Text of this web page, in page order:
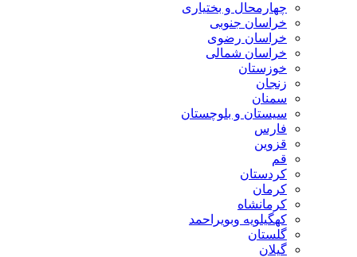
چهارمحال و بختیاری
خراسان جنوبی
خراسان رضوی
خراسان شمالی
خوزستان
زنجان
سمنان
سیستان و بلوچستان
فارس
قزوین
قم
کردستان
کرمان
کرمانشاه
کهگیلویه وبویراحمد
گلستان
گیلان